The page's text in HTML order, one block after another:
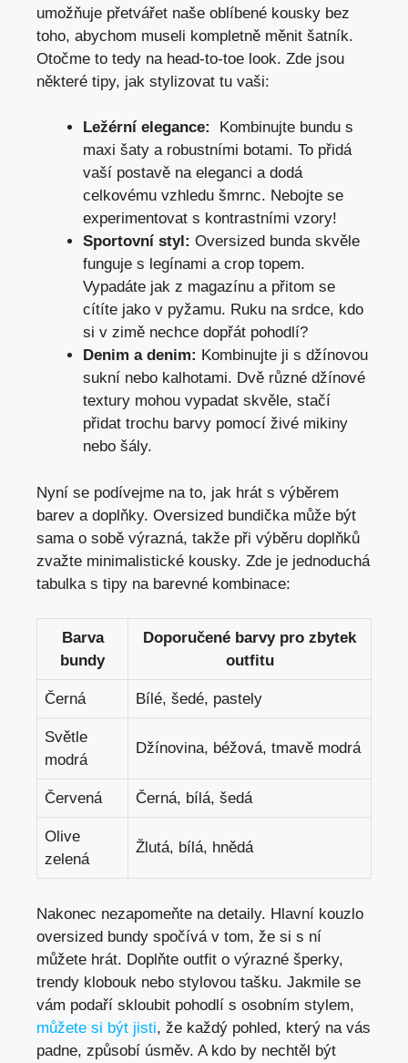
umožňuje přetvářet naše‌ oblíbené kousky bez
toho, abychom museli ⁣kompletně měnit⁣ šatník.
Otočme to tedy na head-to-toe look. Zde jsou
některé tipy, jak stylizovat tu vaši:
Ležérní elegance:
​ Kombinujte bundu‌ s
maxi šaty a robustními botami. To přidá
⁣vaší postavě na eleganci a dodá
celkovému vzhledu šmrnc. Nebojte se
experimentovat s kontrastními vzory!
Sportovní styl: Oversized ⁤bunda skvěle
funguje s legínami a crop topem.
Vypadáte jak z magazínu a přitom se
cítíte jako​ v pyžamu. Ruku na srdce, kdo
si v zimě nechce dopřát pohodlí?
Denim a denim: Kombinujte ji s ⁣džínovou
sukní nebo kalhotami. Dvě různé džínové
textury mohou vypadat skvěle, ⁣stačí ​
přidat trochu barvy pomocí živé⁤ mikiny
nebo šály.
Nyní se podívejme na to, jak hrát s výběrem
barev a doplňky. Oversized bundička může být
⁤sama o sobě výrazná, takže při ⁢výběru doplňků
zvažte minimalistické kousky. Zde je jednoduchá
tabulka s tipy na barevné kombinace:
Barva
bundy
Doporučené barvy pro zbytek
outfitu
Černá Bílé, šedé, pastely
Světle
modrá
Džínovina, béžová, tmavě modrá
Červená Černá, bílá, šedá
Olive ​
zelená
Žlutá, bílá,​ hnědá
Nakonec nezapomeňte na detaily. Hlavní kouzlo
oversized bundy ⁣spočívá v tom, že si s⁢ ní
můžete hrát. Doplňte outfit o výrazné šperky,
trendy klobouk nebo stylovou tašku. Jakmile se
vám podaří skloubit‍ pohodlí s osobním stylem,
můžete si být jisti, že každý pohled, který na vás
padne,⁢ způsobí úsměv. A kdo by nechtěl být